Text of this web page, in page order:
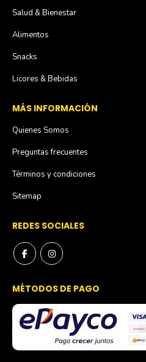
Salud & Bienestar
Alimentos
Snacks
Licores & Bebidas
MÁS INFORMACIÓN
Quienes Somos
Preguntas frecuentes
Términos y condiciones
Sitemap
REDES SOCIALES
MÉTODOS DE PAGO